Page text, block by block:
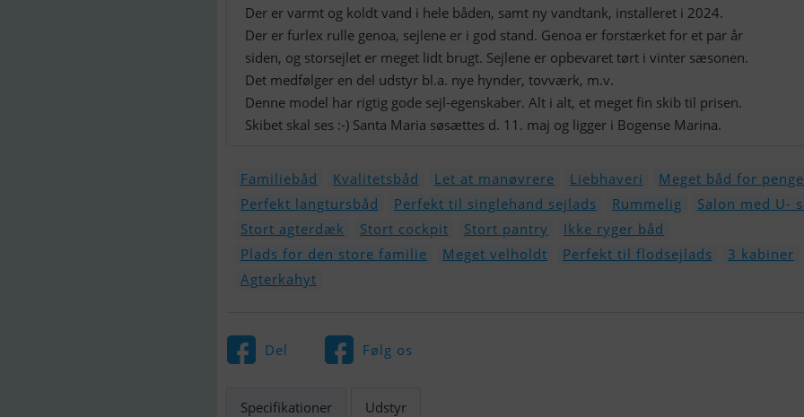
Der er varmt og koldt vand i hele båden, samt ny vandtank, installeret i 2024.
Der er furlex rulle genoa, sejlene er i god stand. Genoa er forstærket for et par år
siden, og storsejlet er meget lidt brugt. Sejlene er opbevaret tørt i vinter sæsonen.
Det medfølger en del udstyr bl.a. nye hynder, tovværk, m.v.
Denne model har rigtig gode sejl-egenskaber. Alt i alt, et meget fin skib til prisen.
Skibet skal ses :-) Santa Maria søsættes d. 11. maj og ligger i Bogense Marina.
Familiebåd Kvalitetsbåd Let at manøvrere Liebhaveri
Meget båd for
Perfekt langtursbåd
Perfekt til singlehand sejlads Rummelig
Salon med U-
Stort agterdæk
Stort cockpit Stort pantry
Ikke ryger båd
Plads for den store familie
Meget velholdt Perfekt til flodsejlads
3 kabiner
Agterkahyt
Del Følg os
Specifikationer Udstyr